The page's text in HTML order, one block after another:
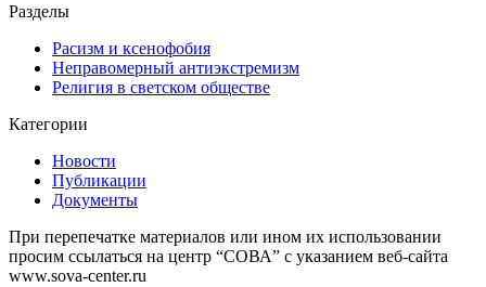
Разделы
Расизм и ксенофобия
Неправомерный антиэкстремизм
Религия в светском обществе
Категории
Новости
Публикации
Документы
При перепечатке материалов или ином их использовании
просим ссылаться на центр “СОВА” с указанием веб-сайта
www.sova-center.ru